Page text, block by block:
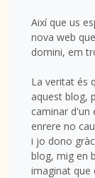
Així que us
nova web
domini, em
La veritat és
aquest blog,
caminar d'un
enrere no
i jo dono
blog, mig en
imaginat que